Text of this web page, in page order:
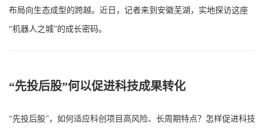
布局向生态成型的跨越。近日，记者来到安徽芜湖，实地探访这座
“机器人之城”的成长密码。
“先投后股”何以促进科技成果转化
“先投后股”，如何适应科创项目高风险、长周期特点？怎样促进科技